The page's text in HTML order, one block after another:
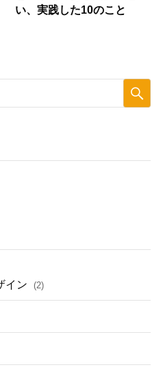
い、実践した10のこと
イン (2)